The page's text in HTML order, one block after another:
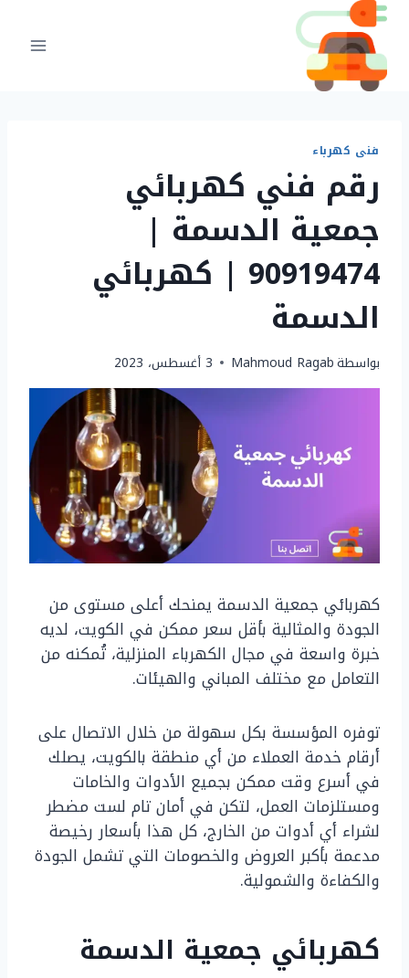
التجاوز
المحتوى
فنى كهرباء
رقم فني كهربائي
جمعية الدسمة |
90919474 | كهربائي
الدسمة
بواسطةMahmoud Ragab 3 أغسطس، 2023
كهربائي جمعية الدسمة يمنحك أعلى مستوى من
الجودة والمثالية بأقل سعر ممكن في الكويت، لديه
خبرة واسعة في مجال الكهرباء المنزلية، تُمكنه من
التعامل مع مختلف المباني والهيئات.
توفره المؤسسة بكل سهولة من خلال الاتصال على
أرقام خدمة العملاء من أي منطقة بالكويت، يصلك
في أسرع وقت ممكن بجميع الأدوات والخامات
ومستلزمات العمل، لتكن في أمان تام لست مضطر
لشراء أي أدوات من الخارج، كل هذا بأسعار رخيصة
مدعمة بأكبر العروض والخصومات التي تشمل الجودة
والكفاءة والشمولية.
كهربائي جمعية الدسمة